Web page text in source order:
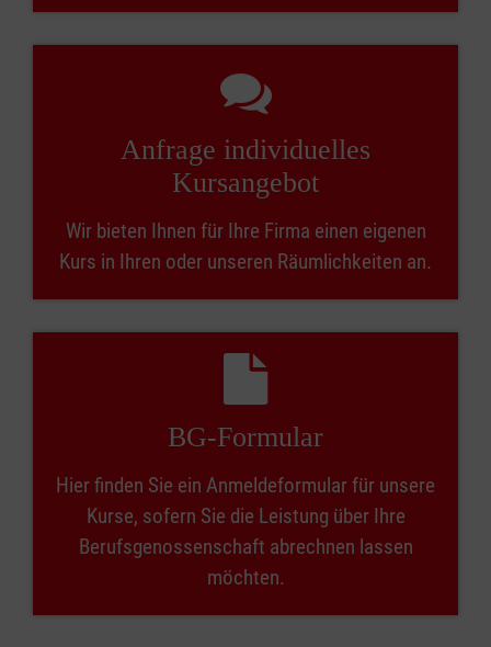
Anfrage individuelles
Kursangebot
Wir bieten Ihnen für Ihre Firma einen eigenen
Kurs in Ihren oder unseren Räumlichkeiten an.
BG-Formular
Hier finden Sie ein Anmeldeformular für unsere
Kurse, sofern Sie die Leistung über Ihre
Berufsgenossenschaft abrechnen lassen
möchten.